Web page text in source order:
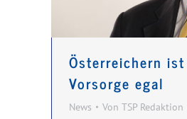
Österreichern
Vorsorge egal
News Von TSP Redaktion